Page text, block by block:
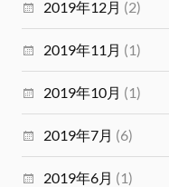
2019年12月 (2)
2019年11月 (1)
2019年10月 (1)
2019年7月 (6)
2019年6月 (1)